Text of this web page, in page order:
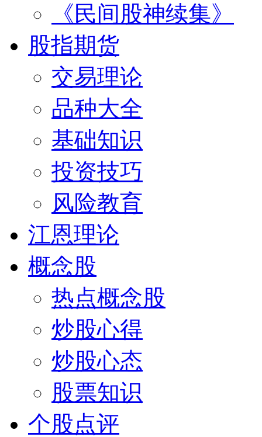
《民间股神续集》
股指期货
交易理论
品种大全
基础知识
投资技巧
风险教育
江恩理论
概念股
热点概念股
炒股心得
炒股心态
股票知识
个股点评